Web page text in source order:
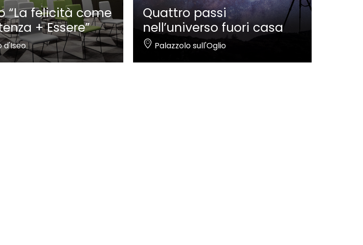
“La felicità come
+ Essere”
d'Iseo
Quattro passi
nell’universo fuori casa
Palazzolo sull'Oglio